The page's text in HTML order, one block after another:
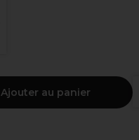
Ajouter au panier